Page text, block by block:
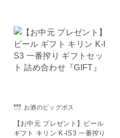
お酒のビッグボス
【お中元 プレゼント】ビール
ギフト キリン K-IS3 一番搾り